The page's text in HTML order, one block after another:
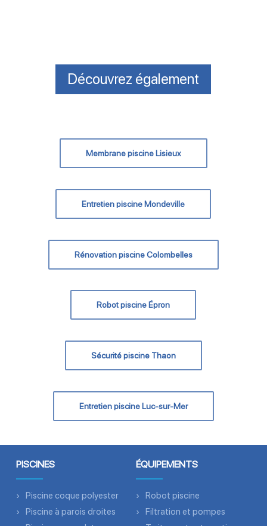
Découvrez également
Membrane piscine Lisieux
Entretien piscine Mondeville
Rénovation piscine Colombelles
Robot piscine Épron
Sécurité piscine Thaon
Entretien piscine Luc-sur-Mer
PISCINES
Piscine coque polyester
Piscine à parois droites
ÉQUIPEMENTS
Robot piscine
Filtration et pompes